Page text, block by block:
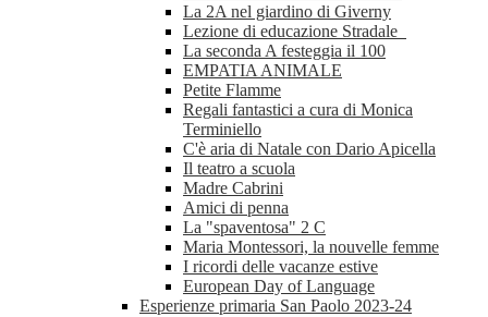
La 2A nel giardino di Giverny
Lezione di educazione Stradale
La seconda A festeggia il 100
EMPATIA ANIMALE
Petite Flamme
Regali fantastici a cura di Monica
Terminiello
C'è aria di Natale con Dario Apicella
Il teatro a scuola
Madre Cabrini
Amici di penna
La "spaventosa" 2 C
Maria Montessori, la nouvelle femme
I ricordi delle vacanze estive
European Day of Language
Esperienze primaria San Paolo 2023-24